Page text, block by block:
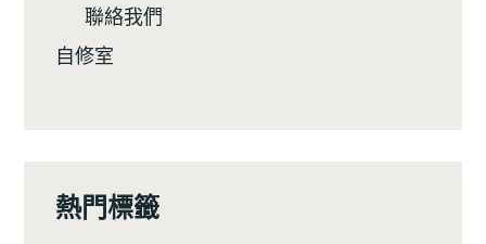
聯絡我們
自修室
熱門標籤